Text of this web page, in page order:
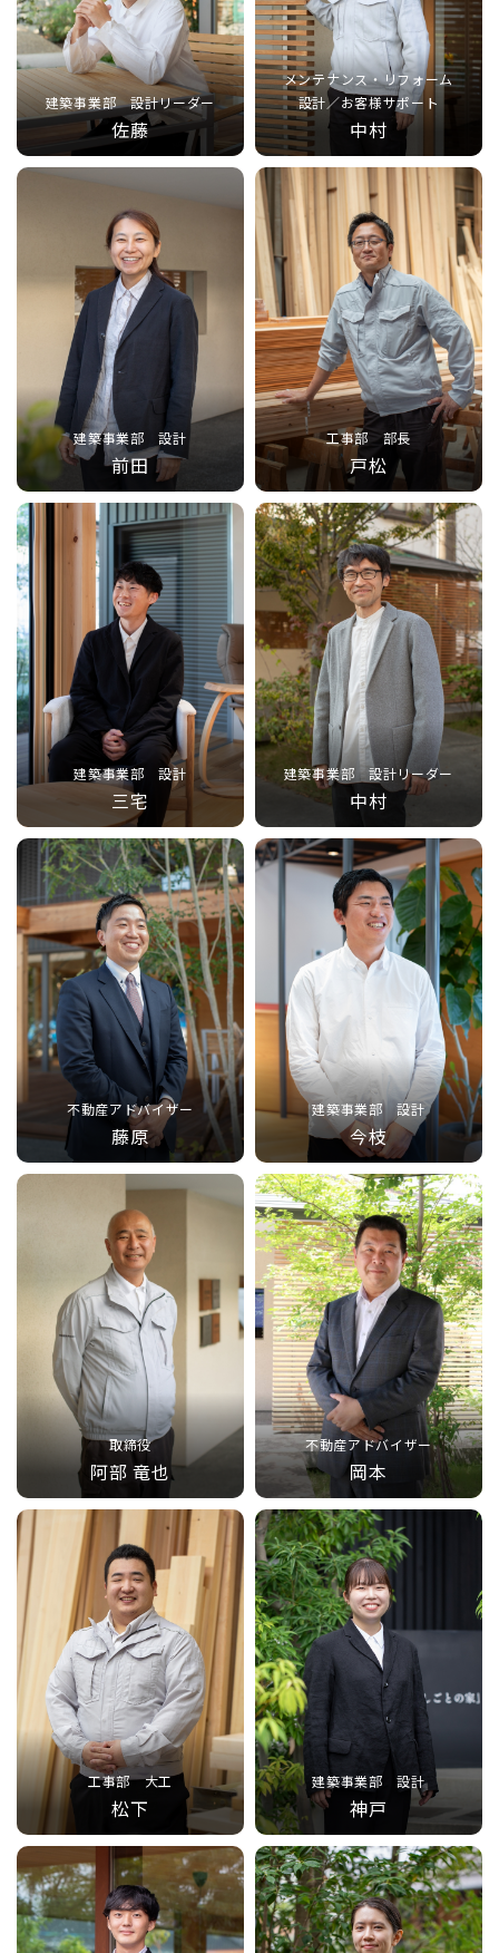
建築事業部 設計リーダー
佐藤
メンテナンス・リフォーム
設計／お客様サポート
中村
建築事業部 設計
前田
工事部 部長
戸松
建築事業部 設計
三宅
建築事業部 設計リーダー
中村
不動産アドバイザー
藤原
建築事業部 設計
今枝
取締役
阿部 竜也
不動産アドバイザー
岡本
工事部 大工
松下
建築事業部 設計
神戸